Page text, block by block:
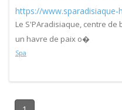
https://www.sparadisiaque-
Le S'PAradisiaque, centre
un havre de paix o�
Spa